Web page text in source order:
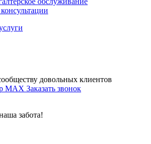
довольных клиентов
MAX Заказать звонок
забота!